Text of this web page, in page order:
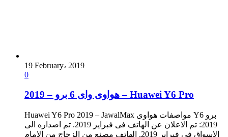
19 February، 2019
0
هواوى واى 6 برو – 2019 – Huawei Y6 Pro
Huawei Y6 Pro 2019 – JawalMax مواصفات هواوى Y6 برو
2019: تم الاعلان عن الهاتف فى فبراير 2019. تم اصداره الى
الاسواق فى فبراير 2019. الهاتف مصنع من الزجاج من الامام